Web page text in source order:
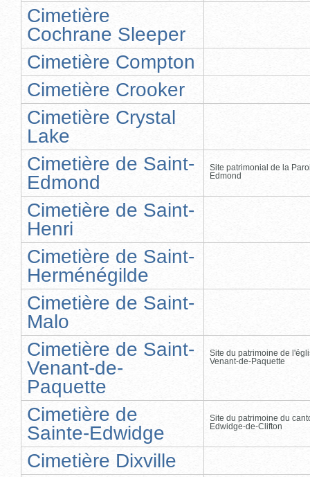
Cimetière
Cochrane Sleeper
Cimetière Compton
Cimetière Crooker
Cimetière Crystal
Lake
Cimetière de Saint-
Edmond
Site patrimonial de la
Edmond
Cimetière de Saint-
Henri
Cimetière de Saint-
Herménégilde
Cimetière de Saint-
Malo
Cimetière de Saint-
Venant-de-
Paquette
Site du patrimoine de
Venant-de-Paquette
Cimetière de
Sainte-Edwidge
Site du patrimoine du
Edwidge-de-Clifton
Cimetière Dixville